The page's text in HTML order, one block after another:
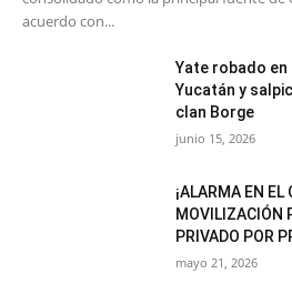
acuerdo con...
Yate robado en
Yucatán y
clan Borge
junio 15, 2026
¡ALARMA EN EL
MOVILIZACIÓN
PRIVADO POR
mayo 21, 2026